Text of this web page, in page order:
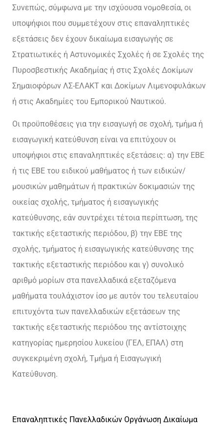
Συνεπώς, σύμφωνα με την ισχύουσα νομοθεσία, οι
υποψήφιοι που συμμετέχουν στις επαναληπτικές
εξετάσεις δεν έχουν δικαίωμα εισαγωγής σε
Στρατιωτικές ή Αστυνομικές Σχολές ή σε Σχολές της
Πυροσβεστικής Ακαδημίας ή στις Σχολές Δοκίμων
Σημαιοφόρων ΛΣ-ΕΛΑΚΤ και Δοκίμων Λιμενοφυλάκων
ή στις Ακαδημίες του Εμπορικού Ναυτικού.
Οι προϋποθέσεις για την εισαγωγή σε σχολή, τμήμα ή
εισαγωγική κατεύθυνση είναι να επιτύχουν οι
υποψήφιοι στις επαναληπτικές εξετάσεις: α) την ΕΒΕ
ή τις ΕΒΕ του ειδικού μαθήματος ή των ειδικών/
μουσικών μαθημάτων ή πρακτικών δοκιμασιών της
οικείας σχολής, τμήματος ή εισαγωγικής
κατεύθυνσης, εάν συντρέχει τέτοια περίπτωση, της
τακτικής εξεταστικής περιόδου, β) την ΕΒΕ της
σχολής, τμήματος ή εισαγωγικής κατεύθυνσης της
τακτικής εξεταστικής περιόδου και γ) συνολικό
αριθμό μορίων στα πανελλαδικά εξεταζόμενα
μαθήματα τουλάχιστον ίσο με αυτόν του τελευταίου
επιτυχόντα των πανελλαδικών εξετάσεων της
τακτικής εξεταστικής περιόδου της αντίστοιχης
κατηγορίας ημερησίου λυκείου (ΓΕΛ, ΕΠΑΛ) στη
συγκεκριμένη σχολή, Τμήμα ή Εισαγωγική
Κατεύθυνση.
Επαναληπτικές Πανελλαδικών Οργάνωση Δικαίωμα